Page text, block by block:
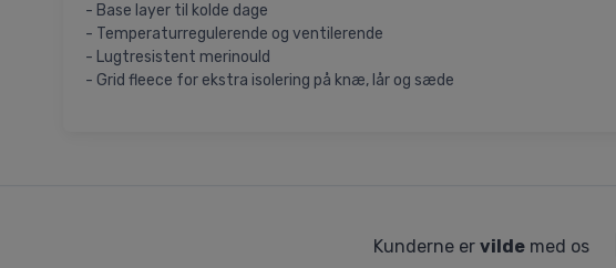
- Base layer til kolde dage
- Temperaturregulerende og ventilerende
- Lugtresistent merinould
- Grid fleece for ekstra isolering på knæ, lår og sæde
Kunderne er vildemed os